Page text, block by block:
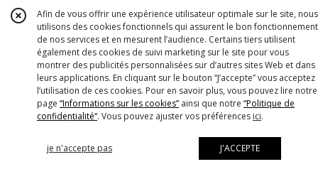
Note globale : 4,9/5
Afin de vous offrir une expérience utilisateur optimale sur le site, nous
utilisons des cookies fonctionnels qui assurent le bon fonctionnement
de nos services et en mesurent l’audience. Certains tiers utilisent
également des cookies de suivi marketing sur le site pour vous
montrer des publicités personnalisées sur d’autres sites Web et dans
leurs applications. En cliquant sur le bouton “J’accepte” vous acceptez
l’utilisation de ces cookies. Pour en savoir plus, vous pouvez lire notre
page “Informations sur les cookies” ainsi que notre “Politique de
confidentialité“. Vous pouvez ajuster vos préférences ici.
je n'accepte pas J'ACCEPTE